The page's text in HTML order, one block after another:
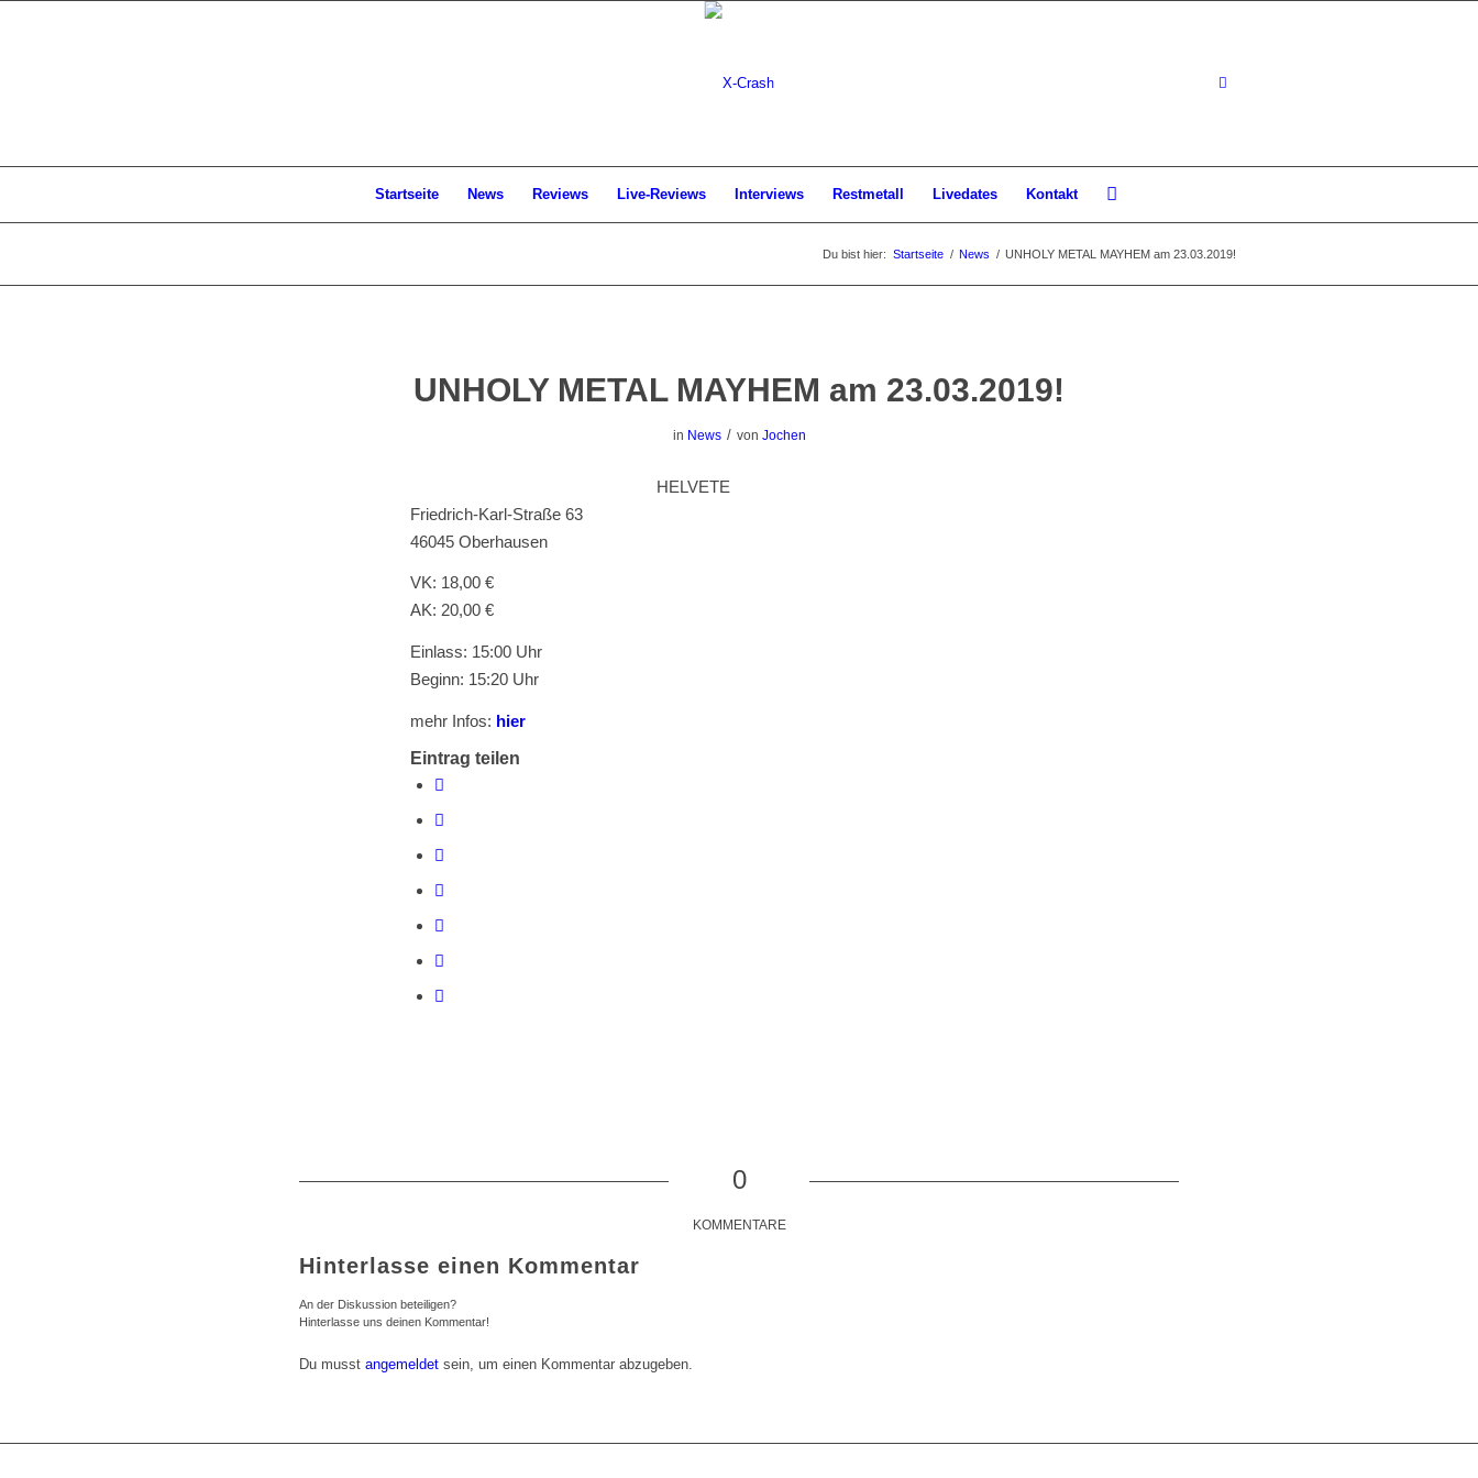
Startseite News Reviews Live-Reviews Interviews Restmetall Livedates Kontakt
Du bist hier: Startseite / News / UNHOLY METAL MAYHEM am 23.03.2019!
UNHOLY METAL MAYHEM am 23.03.2019!
in News / von Jochen
HELVETE
Friedrich-Karl-Straße 63
46045 Oberhausen
VK: 18,00 €
AK: 20,00 €
Einlass: 15:00 Uhr
Beginn: 15:20 Uhr
mehr Infos: hier
Eintrag teilen
0
KOMMENTARE
Hinterlasse einen Kommentar
An der Diskussion beteiligen?
Hinterlasse uns deinen Kommentar!
Du musst angemeldet sein, um einen Kommentar abzugeben.